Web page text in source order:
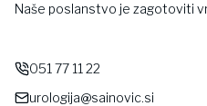
Naše poslanstvo je zagotoviti
051 77 11 22
urologija@sainovic.si